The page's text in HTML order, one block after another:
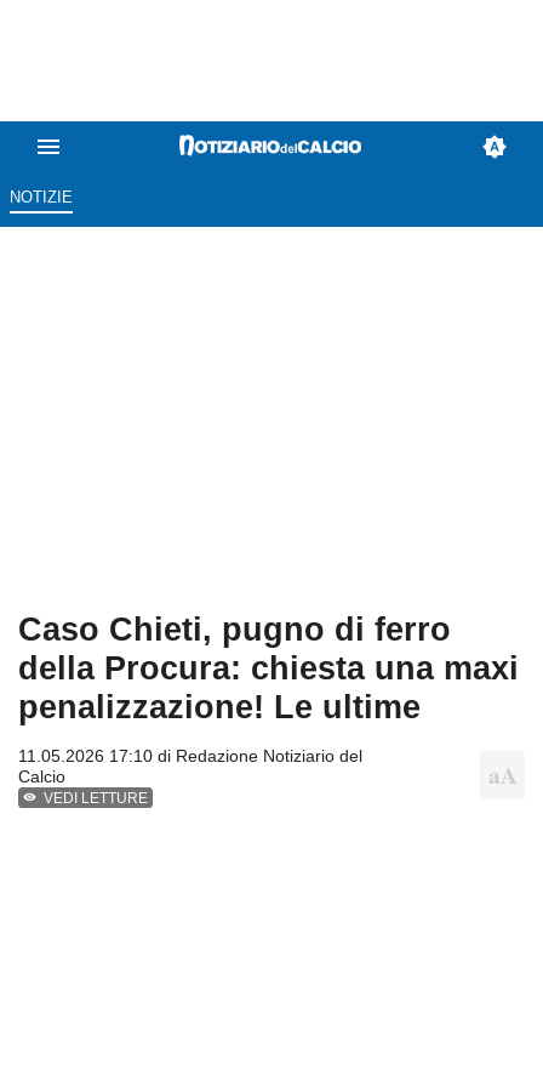
NOTIZIE
Caso Chieti, pugno di ferro
della Procura: chiesta una maxi
penalizzazione! Le ultime
11.05.2026 17:10 di Redazione Notiziario del
Calcio
VEDI LETTURE